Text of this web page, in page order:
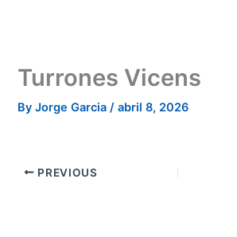
Turrones Vicens
ByJorge Garcia/abril 8, 2026
PREVIOUS